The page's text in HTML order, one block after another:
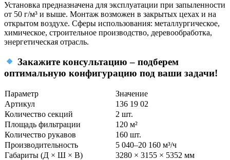
Установка предназначена для эксплуатации при запыленности
от 50 г/м³ и выше. Монтаж возможен в закрытых цехах и на
открытом воздухе. Сферы использования: металлургическое,
химическое, строительное производство, деревообработка,
энергетическая отрасль.
Закажите консультацию – подберем
оптимальную конфигурацию под ваши задачи!
Параметр
Значение
Артикул
136 19 02
Количество секций
2 шт.
Площадь фильтрации
120 м²
Количество рукавов
160 шт.
Производительность
5 040–20 160 м³/ч
Габариты (Д × Ш × В)
3280 × 3155 × 5352 мм